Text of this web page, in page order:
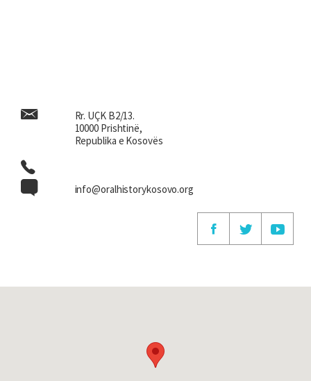
Rr. UÇK B2/13.
10000 Prishtinë,
Republika e Kosovës
info@oralhistorykosovo.org